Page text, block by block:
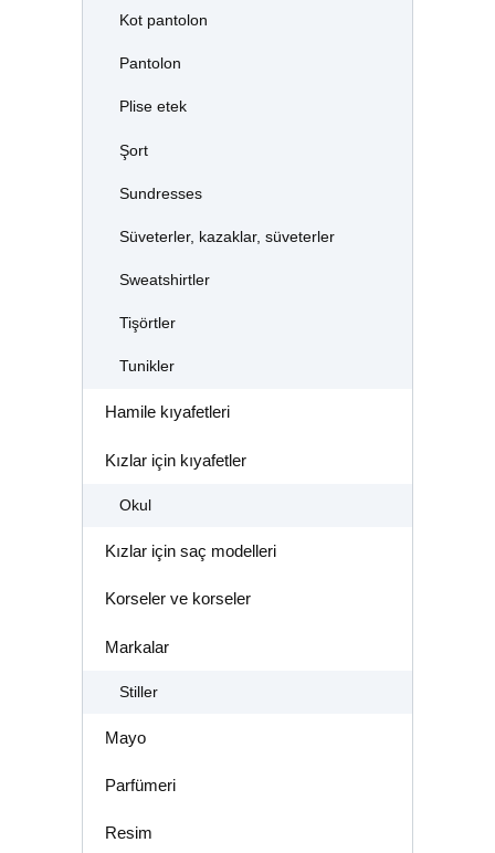
Kot pantolon
Pantolon
Plise etek
Şort
Sundresses
Süveterler, kazaklar, süveterler
Sweatshirtler
Tişörtler
Tunikler
Hamile kıyafetleri
Kızlar için kıyafetler
Okul
Kızlar için saç modelleri
Korseler ve korseler
Markalar
Stiller
Mayo
Parfümeri
Resim